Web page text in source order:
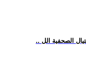
الصحفية الل